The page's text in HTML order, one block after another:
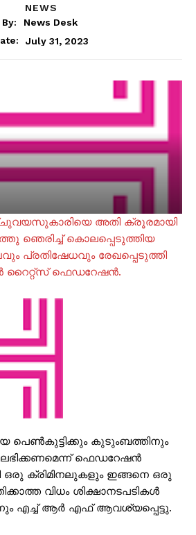
NEWS
By:
News Desk
July 31, 2023
അതി ക്രൂരമായി
ഞെരിച്ച് കൊലപ്പെടുത്തിയ
പ്രതിഷേധവും രേഖപ്പെടുത്തി
ഫെഡറേഷൻ.
പെൺകുട്ടിക്കും കുടുംബത്തിനും
ലഭിക്കണമെന്ന് ഫെഡറേഷൻ
ഒരു ക്രിമിനലുകളും ഇങ്ങനെ ഒരു
വിധം ശിക്ഷാനടപടികൾ
എച്ച് ആർ എഫ് ആവശ്യപ്പെട്ടു.